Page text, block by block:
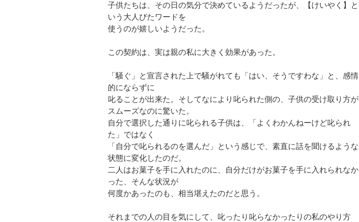
子供たちは、その日の気分で決めているようだったが、【けいやく】と
いう大人びたワードを
使うのが嬉しいようだった。
この契約は、実は親の私に大きく効果があった。
「騒ぐ」と宣言された上で騒がれても「はい、そうですわな」と、感情
的にならずに
叱ることが出来た。そしてなにより叱られた側の、子供の受け取り方が
スムーズなのに驚いた。
自分で選択した通りに叱られる子供は、「よくわかんねーけど叱られ
た」ではなく
「自分で叱られるのを選んだ」という感じで、素直に話を聞けるような
状態に変化したのだ。
二人はお菓子を手に入れたのに、自分だけがお菓子を手に入れられなか
った、そんな状況が
何度かあったのも、相当堪えたのだと思う。
それまでの人の目を気にして、叱ったり叱らなかったりの私のやり方